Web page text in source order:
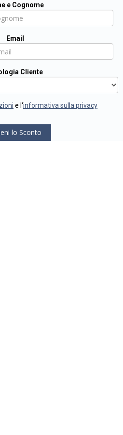
e Cognome
Email
Cliente
e l'informativa sulla privacy
lo Sconto